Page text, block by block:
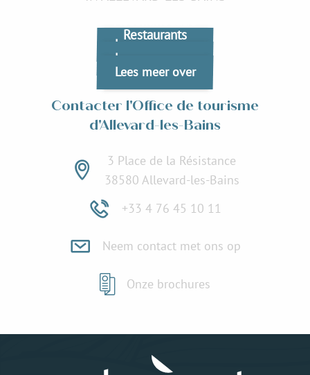
Lees meer over
Lees meer over
Restaurants
Lees meer over
Contacter l'Office de tourisme
d'Allevard-les-Bains
3 Place de la Résistance
38580 Allevard-les-Bains
+33 4 76 45 10 11
Neem contact met ons op
Onze brochures